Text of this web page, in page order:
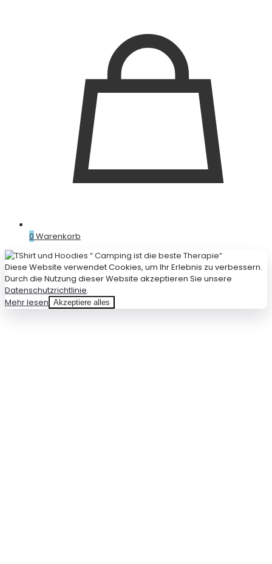
0 Warenkorb
Diese Website verwendet Cookies, um Ihr Erlebnis zu verbessern.
Durch die Nutzung dieser Website akzeptieren Sie unsere
Datenschutzrichtlinie.
Mehr lesen Akzeptiere alles